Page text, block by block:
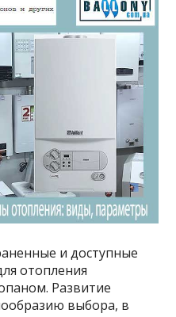
и доступные
отопления
Развитие
выбора, в